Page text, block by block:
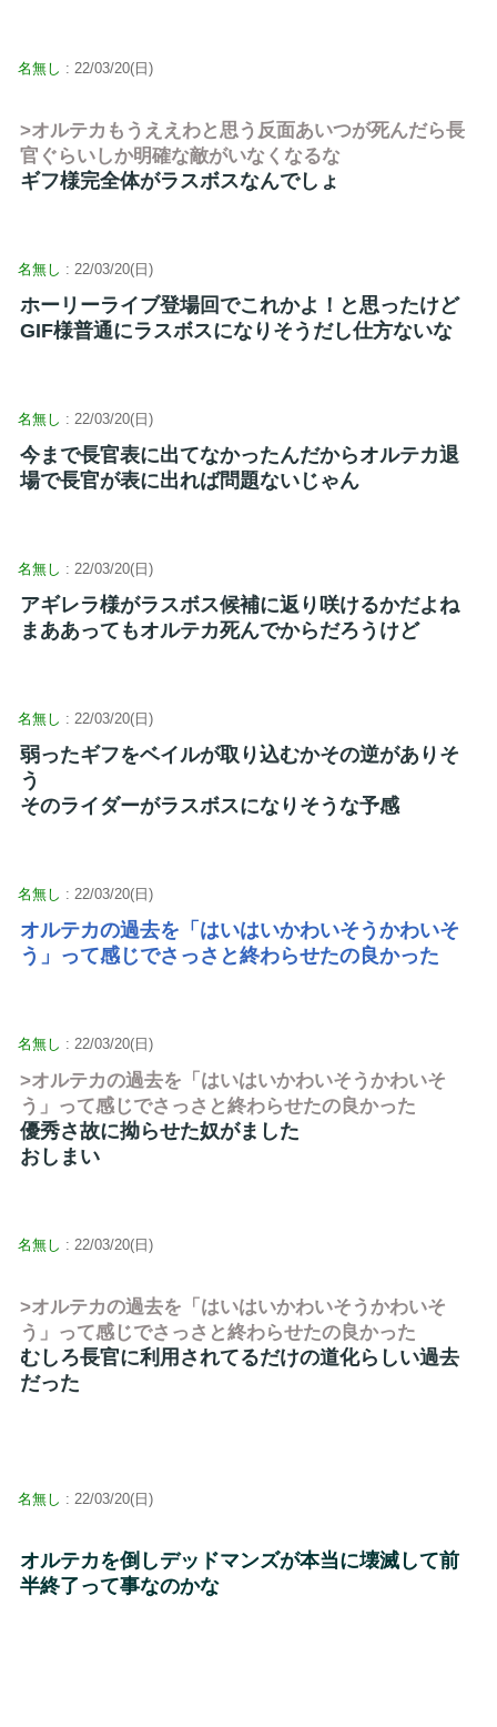
名無し : 22/03/20(日)
>オルテカもうええわと思う反面あいつが死んだら長
官ぐらいしか明確な敵がいなくなるな
ギフ様完全体がラスボスなんでしょ
名無し : 22/03/20(日)
ホーリーライブ登場回でこれかよ！と思ったけど
GIF様普通にラスボスになりそうだし仕方ないな
名無し : 22/03/20(日)
今まで長官表に出てなかったんだからオルテカ退
場で長官が表に出れば問題ないじゃん
名無し : 22/03/20(日)
アギレラ様がラスボス候補に返り咲けるかだよね
まああってもオルテカ死んでからだろうけど
名無し : 22/03/20(日)
弱ったギフをベイルが取り込むかその逆がありそ
う
そのライダーがラスボスになりそうな予感
名無し : 22/03/20(日)
オルテカの過去を「はいはいかわいそうかわいそ
う」って感じでさっさと終わらせたの良かった
名無し : 22/03/20(日)
>オルテカの過去を「はいはいかわいそうかわいそ
う」って感じでさっさと終わらせたの良かった
優秀さ故に拗らせた奴がました
おしまい
名無し : 22/03/20(日)
>オルテカの過去を「はいはいかわいそうかわいそ
う」って感じでさっさと終わらせたの良かった
むしろ長官に利用されてるだけの道化らしい過去
だった
名無し : 22/03/20(日)
オルテカを倒しデッドマンズが本当に壊滅して前
半終了って事なのかな